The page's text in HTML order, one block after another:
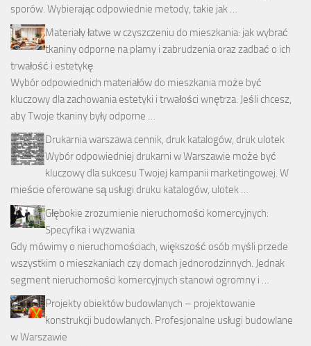
sporów. Wybierając odpowiednie metody, takie jak …
Materiały łatwe w czyszczeniu do mieszkania: jak wybrać
tkaniny odporne na plamy i zabrudzenia oraz zadbać o ich
trwałość i estetykę
Wybór odpowiednich materiałów do mieszkania może być
kluczowy dla zachowania estetyki i trwałości wnętrza. Jeśli chcesz,
aby Twoje tkaniny były odporne …
Drukarnia warszawa cennik, druk katalogów, druk ulotek
Wybór odpowiedniej drukarni w Warszawie może być
kluczowy dla sukcesu Twojej kampanii marketingowej. W
mieście oferowane są usługi druku katalogów, ulotek …
Głębokie zrozumienie nieruchomości komercyjnych:
Specyfika i wyzwania
Gdy mówimy o nieruchomościach, większość osób myśli przede
wszystkim o mieszkaniach czy domach jednorodzinnych. Jednak
segment nieruchomości komercyjnych stanowi ogromny i …
Projekty obiektów budowlanych – projektowanie
konstrukcji budowlanych. Profesjonalne usługi budowlane
w Warszawie